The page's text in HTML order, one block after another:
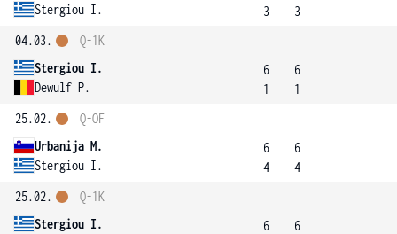
Stergiou I.
3
3
04.03.
Stergiou I.
Dewulf P.
Q-1K
6
1
6
1
25.02.
Urbanija M.
Stergiou I.
Q-OF
6
4
6
4
25.02.
Stergiou I.
Q-1K
6
6